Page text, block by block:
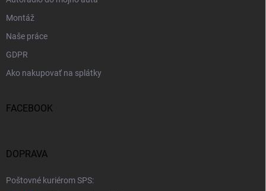
Montáž
Naše práce
GDPR
Ako nakupovať na splátky
FACEBOOK
DOPRAVA
Poštovné kuriérom SPS: